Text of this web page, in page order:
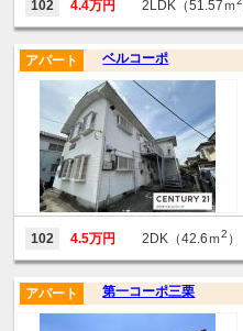
102 4.4万円 2LDK（51.57ｍ
ベルコーポ
アパート
102 4.5万円 2DK（42.6ｍ2 ）
第一コーポ三栗
アパート